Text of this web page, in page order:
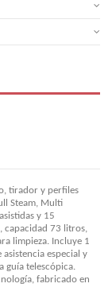
tirador y perfiles
Steam, Multi
y 15
capacidad 73 litros,
limpieza. Incluye 1
especial y
guía telescópica.
fabricado en